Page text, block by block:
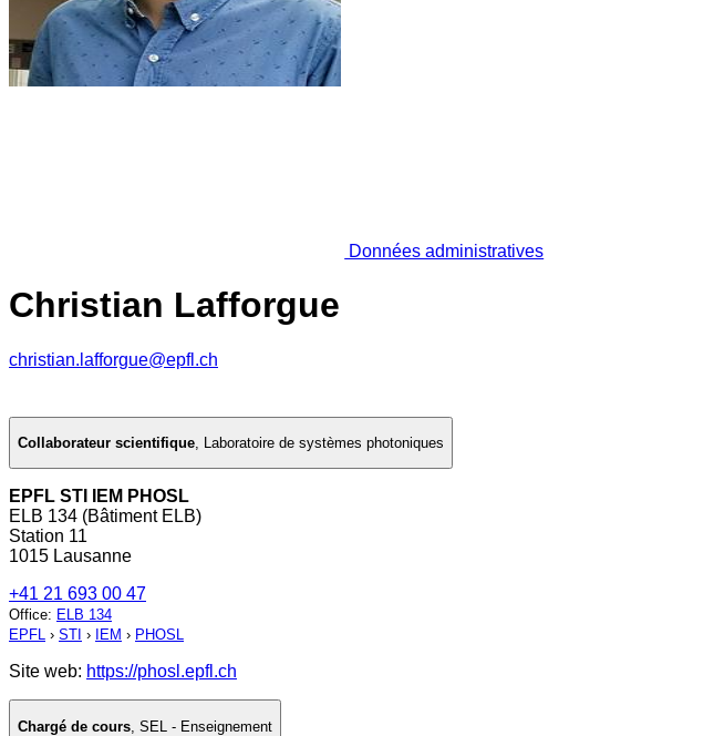
Données administratives
Christian Lafforgue
christian.lafforgue@epfl.ch
Collaborateur scientifique, Laboratoire de systèmes photoniques
EPFL STI IEM PHOSL
ELB 134 (Bâtiment ELB)
Station 11
1015 Lausanne
+41 21 693 00 47
Office: ELB 134
EPFL › STI › IEM › PHOSL
Site web: https://phosl.epfl.ch
Chargé de cours SEL - Enseignement